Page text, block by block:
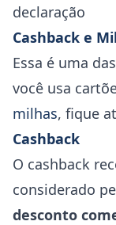
declaração
Cashback e
Essa é uma
você usa
milhas, fique
Cashback
O cashback
considerado
desconto